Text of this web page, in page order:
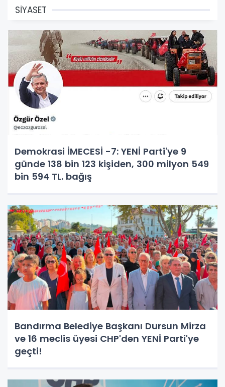
SİYASET
Demokrasi İMECESİ -7: YENİ Parti'ye 9
günde 138 bin 123 kişiden, 300 milyon 549
bin 594 TL. bağış
Bandırma Belediye Başkanı Dursun Mirza
ve 16 meclis üyesi CHP'den YENİ Parti'ye
geçti!